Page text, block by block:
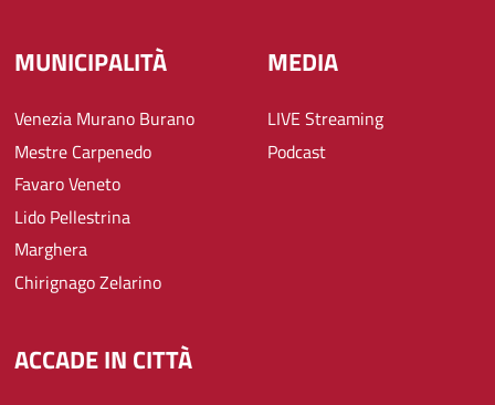
MUNICIPALITÀ
Venezia Murano Burano
Mestre Carpenedo
Favaro Veneto
Lido Pellestrina
Marghera
Chirignago Zelarino
MEDIA
LIVE Streaming
Podcast
ACCADE IN CITTÀ